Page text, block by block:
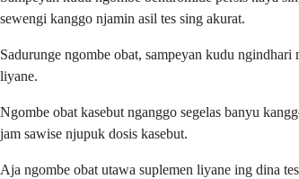
sewengi kanggo njamin asil tes sing akurat.
Sadurunge ngombe obat, sampeyan kudu
liyane.
Ngombe obat kasebut nganggo segelas banyu
jam sawise njupuk dosis kasebut.
Aja ngombe obat utawa suplemen liyane ing dina